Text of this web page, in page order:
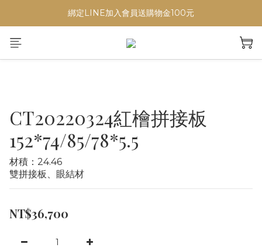
綁定LINE加入會員送購物金100元
CT20220324紅檜拼接板
152*74/85/78*5.5
材積：24.46
雙拼接板、眼結材
NT$36,700